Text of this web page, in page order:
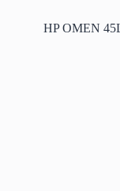
HP OMEN